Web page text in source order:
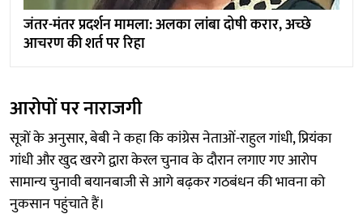
जंतर-मंतर प्रदर्शन मामला: अलका लांबा दोषी करार, अच्छे
आचरण की शर्त पर रिहा
आरोपों पर नाराजगी
सूत्रों के अनुसार, बेबी ने कहा कि कांग्रेस नेताओं-राहुल गांधी, प्रियंका
गांधी और खुद खरगे द्वारा केरल चुनाव के दौरान लगाए गए आरोप
सामान्य चुनावी बयानबाजी से आगे बढ़कर गठबंधन की भावना को
नुकसान पहुंचाते हैं।